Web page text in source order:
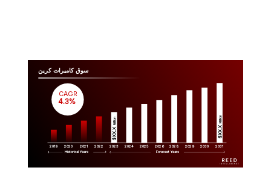
سوق كاميرات كرين
2019 2020 2021 2022 2023 2024 2025 2026 2028 2029 2030 2031
$XX.X
Million
$XX.X
Million
CAGR
4.3%
Historical Years Forecast Years